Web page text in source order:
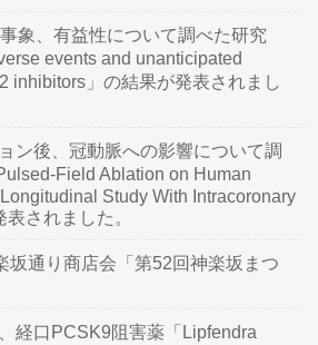
象、有益性について調べた研究
events and unanticipated
inhibitors」の結果が発表されまし
ン後、冠動脈への影響について調
Field Ablation on Human
Study With Intracoronary
されました。
坂通り商店会「第52回神楽坂まつ
経口PCSK9阻害薬「Lipfendra